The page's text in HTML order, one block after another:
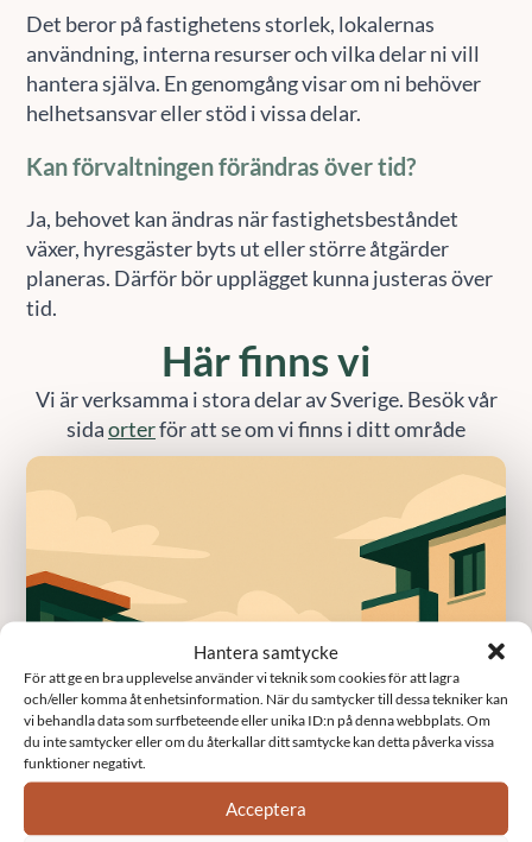
Hantera samtycke
För att ge en bra upplevelse använder vi teknik som cookies för att lagra
och/eller komma åt enhetsinformation. När du samtycker till dessa tekniker kan
vi behandla data som surfbeteende eller unika ID:n på denna webbplats. Om
du inte samtycker eller om du återkallar ditt samtycke kan detta påverka vissa
funktioner negativt.
Acceptera
Det beror på fastighetens storlek, lokalernas
användning, interna resurser och vilka delar ni vill
hantera själva. En genomgång visar om ni behöver
helhetsansvar eller stöd i vissa delar.
Kan förvaltningen förändras över tid?
Ja, behovet kan ändras när fastighetsbeståndet
växer, hyresgäster byts ut eller större åtgärder
planeras. Därför bör upplägget kunna justeras över
tid.
Här finns vi
Vi är verksamma i stora delar av Sverige. Besök vår
sidaorterför att se om vi finns i ditt område